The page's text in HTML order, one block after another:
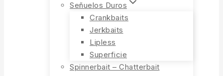
Señuelos Duros
Crankbaits
Jerkbaits
Lipless
Superficie
Spinnerbait – Chatterbait